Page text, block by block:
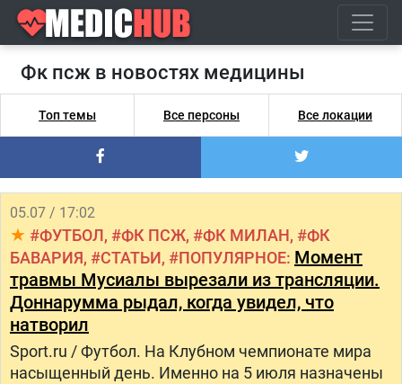
Фк псж в новостях медицины
Топ темы Все персоны Все локации
05.07 / 17:02
ФУТБОЛ ФК ПСЖ ФК МИЛАН
ФК
БАВАРИЯ
СТАТЬИ ПОПУЛЯРНОЕ Момент
травмы Мусиалы вырезали из трансляции.
Доннарумма рыдал, когда увидел, что
натворил
Sport.ru / Футбол. На Клубном чемпионате мира
насыщенный день. Именно на 5 июля назначены